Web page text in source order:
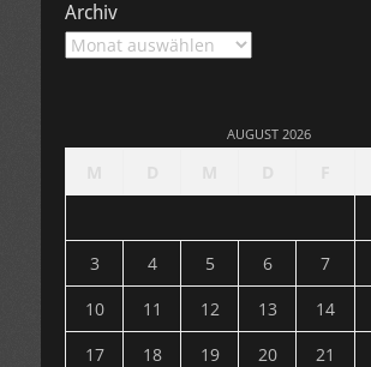
Archiv
Archiv
AUGUST 2026
3
4 5 6 7
10
11 12 13 14
17
18 19 20 21